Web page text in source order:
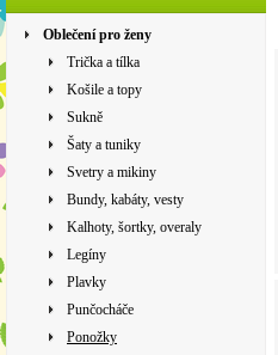
Oblečení pro ženy
Trička a tílka
Košile a topy
Sukně
Šaty a tuniky
Svetry a mikiny
Bundy, kabáty, vesty
Kalhoty, šortky, overaly
Legíny
Plavky
Punčocháče
Ponožky